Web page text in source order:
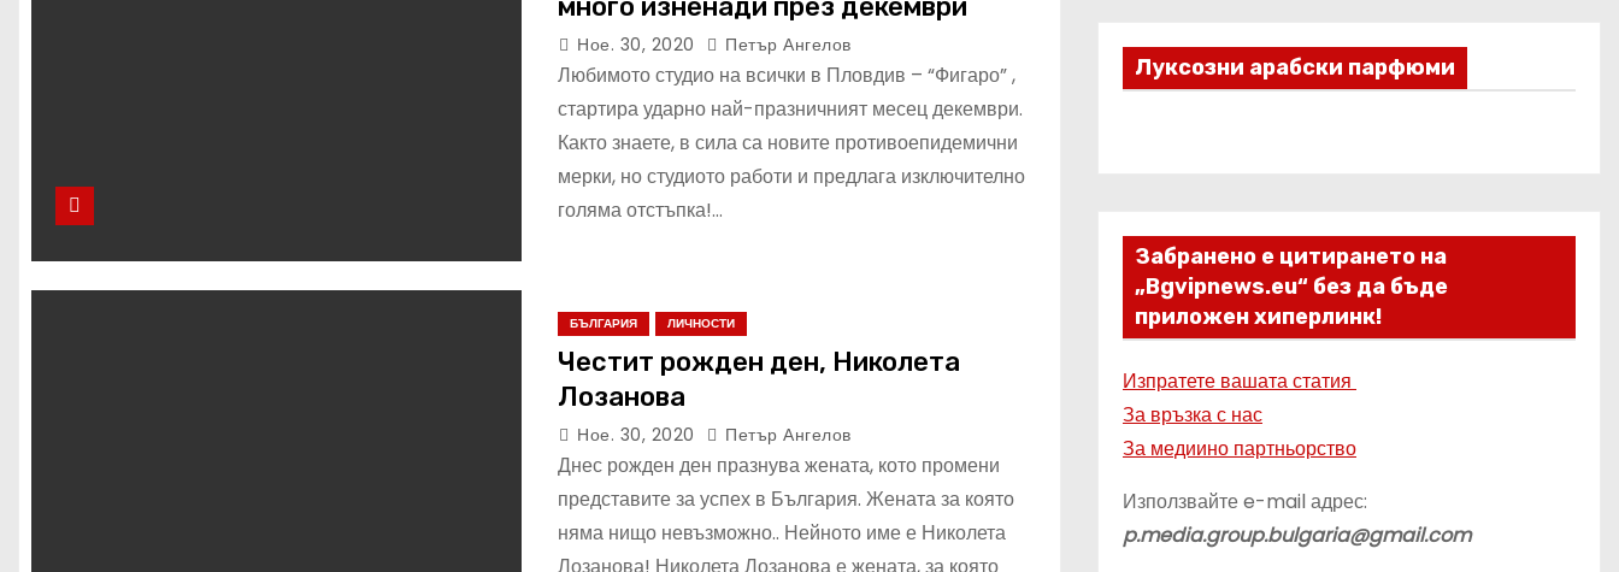
много изненади през декември
Ное. 30, 2020 Петър Ангелов
Любимото студио на всички в Пловдив – “Фигаро” ,
стартира ударно най-празничният месец декември.
Както знаете, в сила са новите противоепидемични
мерки, но студиото работи и предлага изключително
голяма отстъпка!…
БЪЛГАРИЯ ЛИЧНОСТИ
Честит рожден ден, Николета
Лозанова
Ное. 30, 2020 Петър Ангелов
Днес рожден ден празнува жената, кото промени
представите за успех в България. Жената за която
няма нищо невъзможно.. Нейното име е Николета
Луксозни арабски парфюми
Забранено е цитирането на
„Bgvipnews.eu“ без да бъде
приложен хиперлинк!
Изпратете вашата статия
За връзка с нас
За медиино партньорство
Използвайте e-mail адрес:
p.media.group.bulgaria@gmail.com